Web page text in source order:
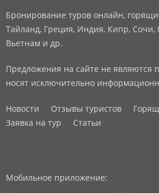
Бронирование туров онлайн,
Тайланд, Греция, Индия, Кипр,
Вьетнам и др.
Предложения на сайте не являются
носят исключительно
Новости Отзывы туристов
Заявка на тур
Статьи
Мобильное приложение: